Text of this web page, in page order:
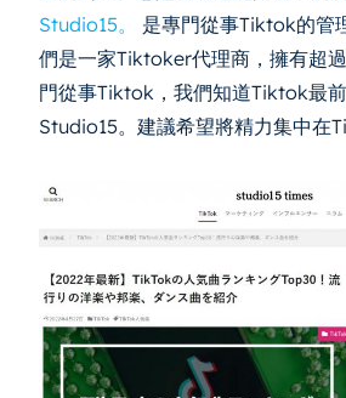
Studio15。 是專門從事Tiktok的管
們是一家Tiktoker代理商，擁有超
門從事Tiktok，我們知道Tiktok最前
Studio15。建議希望將精力集中在